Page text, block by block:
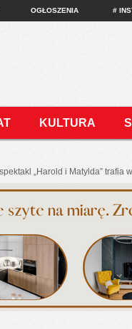
OGŁOSZENIA #
KULTURA
„Harold i Matylda”